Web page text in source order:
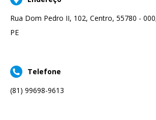
Rua Dom Pedro II, 102, Centro, 55780 -
PE
Telefone
(81) 99698-9613